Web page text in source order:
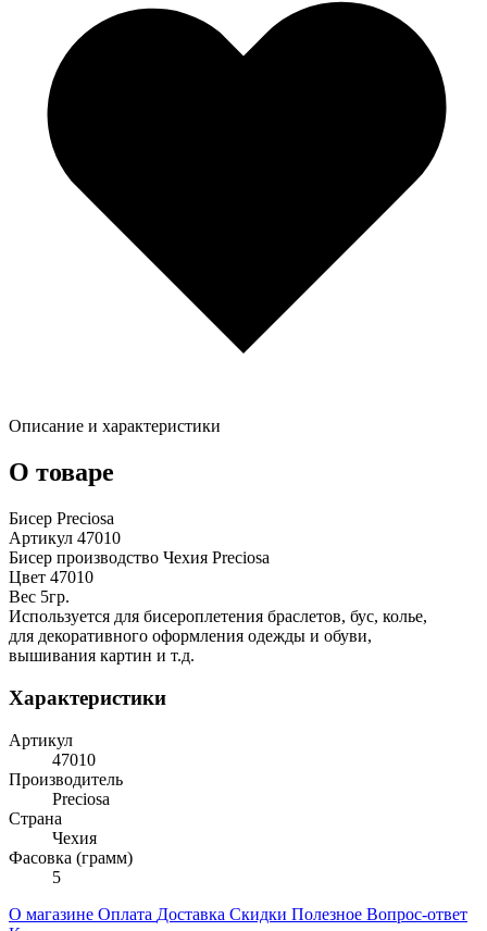
Описание и характеристики
О товаре
Бисер Preciosa
Артикул 47010
Бисер производство Чехия Preciosa
Цвет 47010
Вес 5гр.
Используется для бисероплетения браслетов, бус, колье,
для декоративного оформления одежды и обуви,
вышивания картин и т.д.
Характеристики
Артикул
47010
Производитель
Preciosa
Страна
Чехия
Фасовка (грамм)
5
О магазине Оплата Доставка Скидки Полезное Вопрос-ответ